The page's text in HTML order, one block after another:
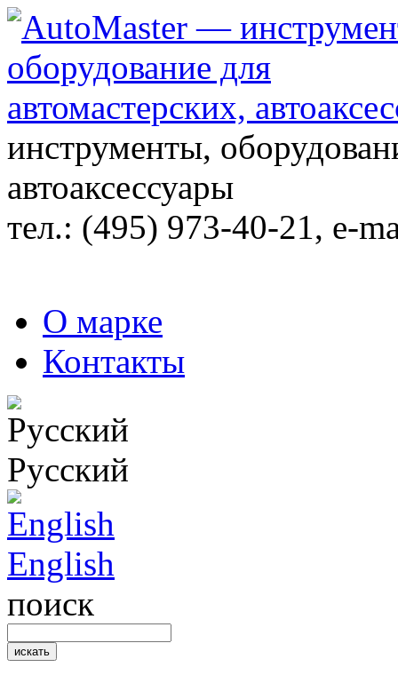
инструменты,
автоаксессуары
тел.: (495) 973-40-21, e-
О марке
Контакты
Русский
English
поиск